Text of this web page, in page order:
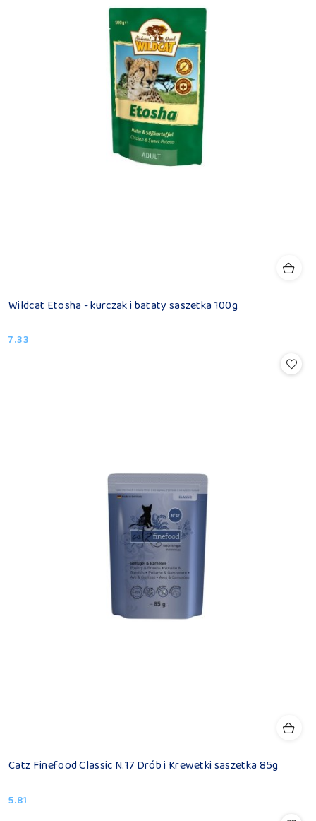
Wildcat Etosha - kurczak i bataty saszetka 100g
Cena:
7.33
Catz Finefood Classic N.17 Drób i Krewetki saszetka 85g
Cena:
5.81